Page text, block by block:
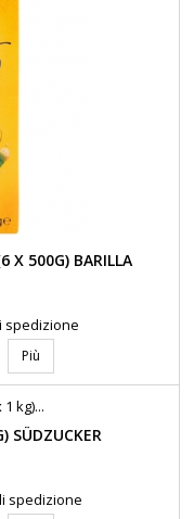
X 500G) BARILLA
spedizione
Più
SÜDZUCKER
spedizione